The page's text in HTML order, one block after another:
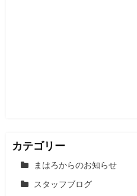
カテゴリー
まはろからのお知らせ
スタッフブログ